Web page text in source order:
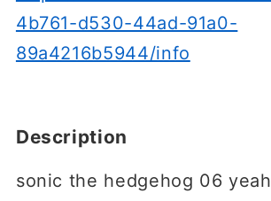
4b761-d530-44ad-91a0-
89a4216b5944/info
Description
sonic the hedgehog 06 yeah